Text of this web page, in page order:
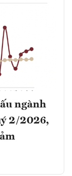
ngành
2/2026,